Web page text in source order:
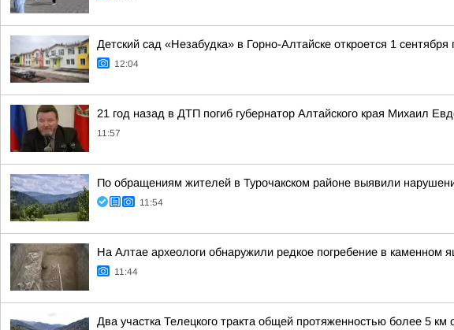
Детский сад «Незабудка» в Горно-Алтайске откроется 1
12:04
21 год назад в ДТП погиб губернатор Алтайского края Михаил
11:57
По обращениям жителей в Турочакском районе выявили
11:54
На Алтае археологи обнаружили редкое погребение в каменном
11:44
Два участка Телецкого тракта общей протяженностью более 5